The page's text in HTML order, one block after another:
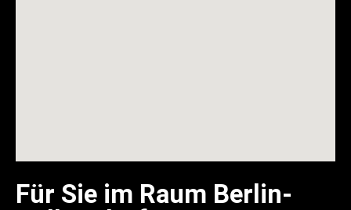
Für Sie im Raum Berlin-